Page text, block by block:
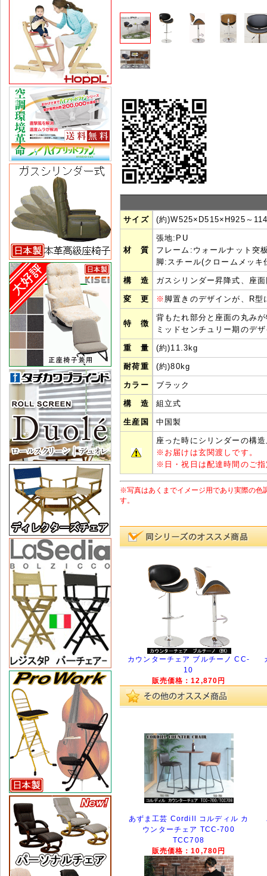
サイズ (約)W525×D515×H925～
材 質
張地:PU
フレーム:ウォールナット突
脚:スチール(クロームメッキ
構 造 ガスシリンダー昇降式、座
変 更 ※ 脚置きのデザインが、R型
特 徴
背もたれ部分と座面の丸み
ミッドセンチュリー期のデ
重 量 (約)11.3kg
耐荷重 (約)80kg
カラー ブラック
構 造 組立式
生産国 中国製
座った時にシリンダーの構
※ お届けは玄関渡しです。
※ 日・祝日は配達時間のご
※写真はあくまでイメージ用であり実際の色
す。
カウンターチェア ブルチーノ CC-
10
販売価格：12,870円
あずま工芸 Cordill コルディル カ
ウンターチェア TCC-700
TCC708
販売価格：10,780円